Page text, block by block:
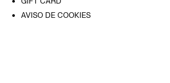
AVISO DE COOKIES